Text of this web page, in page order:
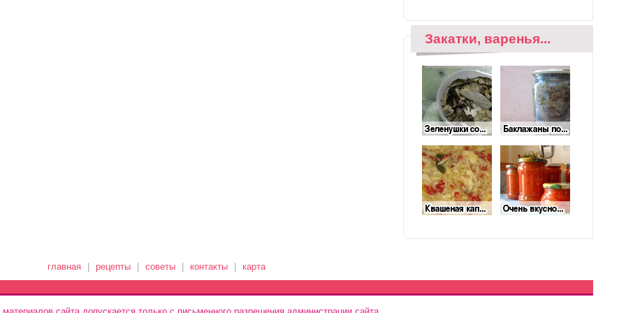
Закатки, варенья...
главная рецепты советы контакты карта